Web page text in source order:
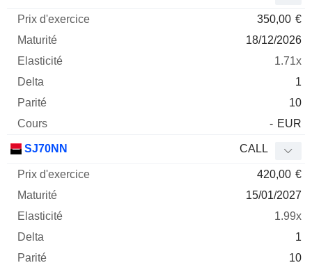
350,00 €
18/12/2026
1.71x
1
10
- EUR
SJ70NN CALL
420,00 €
15/01/2027
1.99x
1
10